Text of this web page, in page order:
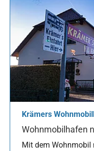
Krämers
Wohnmobilhafen
Mit dem